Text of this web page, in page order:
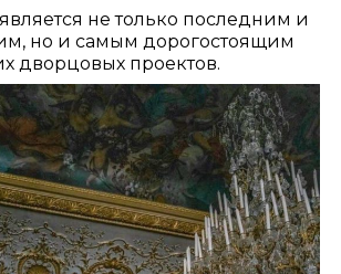
не только последним и
но и самым дорогостоящим
дворцовых проектов.